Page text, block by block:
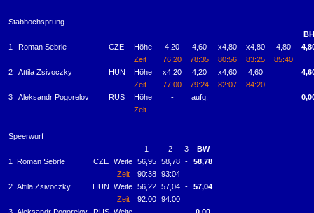
Stabhochsprung
BH
1
Roman Sebrle CZE Höhe 4,20 4,60 x4,80 x4,80 4,80
Zeit
76:20 78:35 80:56 83:25
85:40
2
Attila Zsivoczky HUN Höhe x4,20 4,20 x4,60 4,60
Zeit
77:00 79:24 82:07
84:20
3
Aleksandr Pogorelov RUS Höhe - aufg.
Zeit
Speerwurf
1
2 3
BW
1
Roman Sebrle CZE Weite 56,95 58,78 -
58,78
Zeit
90:38
93:04
2 Attila Zsivoczky HUN Weite 56,22 57,04 -
57,04
Zeit
92:00
94:00